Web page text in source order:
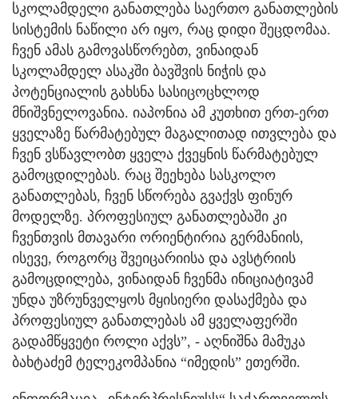
სკოლამდელი განათლება საერთო განათლების
სისტემის ნაწილი არ იყო, რაც დიდი შეცდომაა.
ჩვენ ამას გამოვასწორებთ, ვინაიდან
სკოლამდელ ასაკში ბავშვის ნიჭის და
პოტენციალის გახსნა სასიცოცხლოდ
მნიშვნელოვანია. იაპონია ამ კუთხით ერთ-ერთ
ყველაზე წარმატებულ მაგალითად ითვლება და
ჩვენ ვსწავლობთ ყველა ქვეყნის წარმატებულ
გამოცდილებას. რაც შეეხება სასკოლო
განათლებას, ჩვენ სწორება გვაქვს ფინურ
მოდელზე. პროფესიულ განათლებაში კი
ჩვენთვის მთავარი ორიენტირია გერმანიის,
ისევე, როგორც შვეიცარიისა და ავსტრიის
გამოცდილება, ვინაიდან ჩვენმა ინიციატივამ
უნდა უზრუნველყოს მყისიერი დასაქმება და
პროფესიულ განათლებას ამ ყველაფერში
გადამწყვეტი როლი აქვს”, - აღნიშნა მამუკა
ბახტაძემ ტელეკომპანია “იმედის” ეთერში.